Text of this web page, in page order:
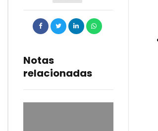
Notas
relacionadas